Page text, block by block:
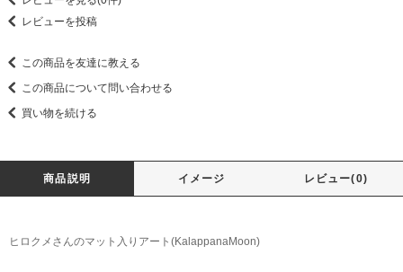
レビューを投稿
この商品を友達に教える
この商品について問い合わせる
買い物を続ける
商品説明 イメージ レビュー(0)
ヒロクメさんのマット入りアート(KalappanaMoon)